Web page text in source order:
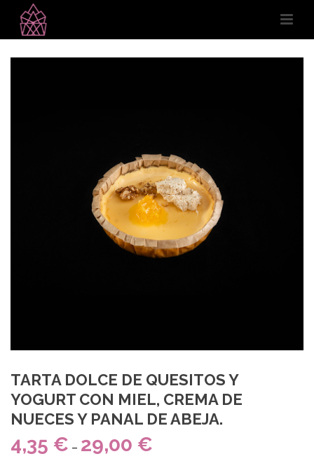
TARTA DOLCE DE QUESITOS Y
YOGURT CON MIEL, CREMA DE
NUECES Y PANAL DE ABEJA.
4,35 € – 29,00 €